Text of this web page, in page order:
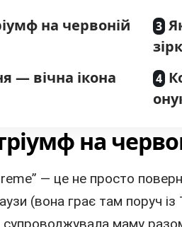
на червоній
— вічна ікона
на
— це не просто
(вона грає там поруч
супроводжувала маму